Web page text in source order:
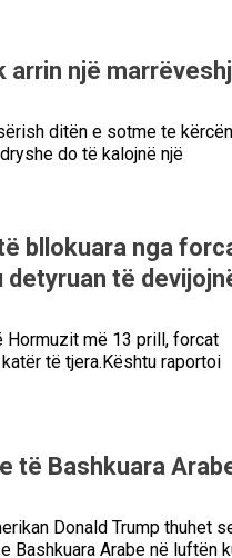
arrin një
ditën e sotme te
do të kalojnë një
bllokuara nga
të
Hormuzit më 13 prill, forcat
të tjera.Kështu raportoi
të Bashkuara
Donald Trump thuhet
Bashkuara Arabe në luftën